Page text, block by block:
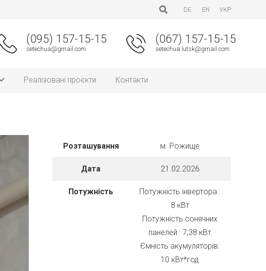
DE EN УКР
(095) 157-15-15
setechua@gmail.com
(067) 157-15-15
setechua.lutsk@gmail.com
Реалізовані проєкти Контакти
Розташування м. Рожище
Дата 21.02.2026
Потужність
Потужність інвертора :
8 кВт
Потужність сонячних
панелей : 7,38 кВт
Ємність акумуляторів:
10 кВт*год